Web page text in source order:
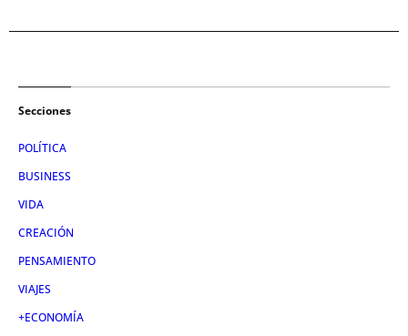
Secciones
POLÍTICA
BUSINESS
VIDA
CREACIÓN
PENSAMIENTO
VIAJES
+ECONOMÍA